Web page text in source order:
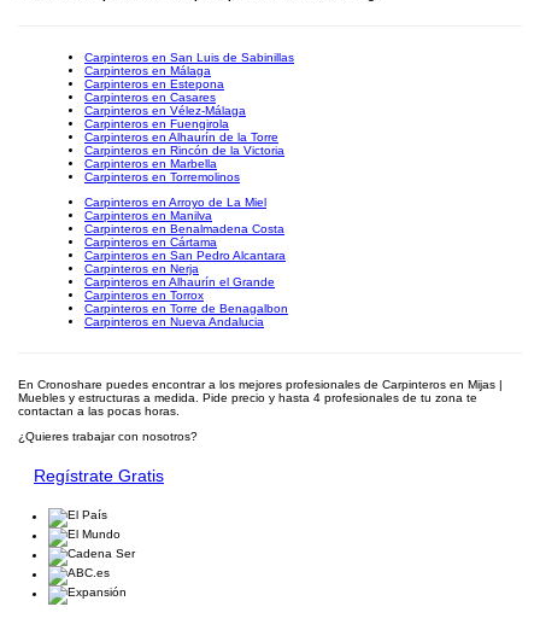
Carpinteros en San Luis de Sabinillas
Carpinteros en Málaga
Carpinteros en Estepona
Carpinteros en Casares
Carpinteros en Vélez-Málaga
Carpinteros en Fuengirola
Carpinteros en Alhaurín de la Torre
Carpinteros en Rincón de la Victoria
Carpinteros en Marbella
Carpinteros en Torremolinos
Carpinteros en Arroyo de La Miel
Carpinteros en Manilva
Carpinteros en Benalmadena Costa
Carpinteros en Cártama
Carpinteros en San Pedro Alcantara
Carpinteros en Nerja
Carpinteros en Alhaurín el Grande
Carpinteros en Torrox
Carpinteros en Torre de Benagalbon
Carpinteros en Nueva Andalucia
En Cronoshare puedes encontrar a los mejores profesionales de Carpinteros en Mijas |
Muebles y estructuras a medida. Pide precio y hasta 4 profesionales de tu zona te
contactan a las pocas horas.
¿Quieres trabajar con nosotros?
Regístrate Gratis